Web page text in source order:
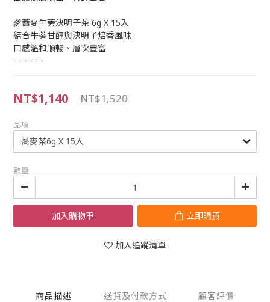
🌾蕎麥牛蒡決明子茶 6g X 15入
結合牛蒡甘醇與決明子焙香風味
口感溫和順暢、層次豐富
- - - - - -
NT$1,140 NT$1,520
品項
數量
加入購物車 立即購買
加入追蹤清單
商品描述 送貨及付款方式 顧客評價